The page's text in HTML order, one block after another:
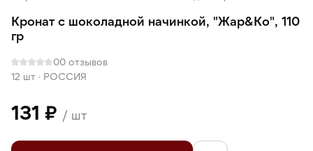
Кронат с шоколадной начинкой, "Жар&Ко", 110
гр
00 отзывов
12 шт · РОССИЯ
131 ₽ / шт